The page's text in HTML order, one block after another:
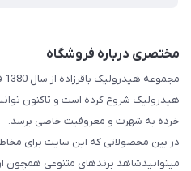
مختصری درباره فروشگاه
هیدرولیک شروع کرده است و تاکنون
خرده به شهرت و معروفیت خاصی برسد.
در بین محصولاتی که این سایت برای
میتوانیدشاهد برندهای متنوعی همچون